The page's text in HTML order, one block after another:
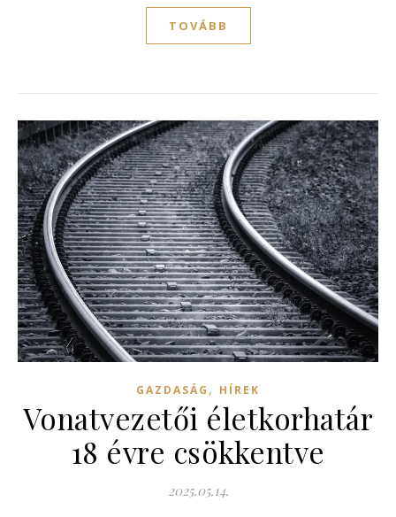
TOVÁBB
GAZDASÁG , HÍREK
Vonatvezetői életkorhatár
18 évre csökkentve
2025.05.14.